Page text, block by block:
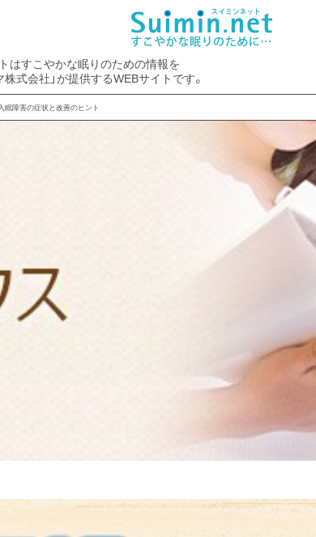
はすこやかな眠りのための情報を
株式会社」が提供するWEBサイトです。
眠障害の症状と改善のヒント